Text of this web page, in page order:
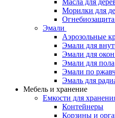
Морилки для
Эмали
Аэрозольные
Эмали для
Эмали для
Эмали для пола
Эмали по
Эмаль для
Мебель и хранение
Емкости для
Контейнеры
Корзины и